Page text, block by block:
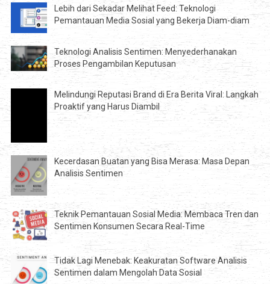
Lebih dari Sekadar Melihat Feed: Teknologi
Pemantauan Media Sosial yang Bekerja Diam-diam
Teknologi Analisis Sentimen: Menyederhanakan
Proses Pengambilan Keputusan
Melindungi Reputasi Brand di Era Berita Viral: Langkah
Proaktif yang Harus Diambil
Kecerdasan Buatan yang Bisa Merasa: Masa Depan
Analisis Sentimen
Teknik Pemantauan Sosial Media: Membaca Tren dan
Sentimen Konsumen Secara Real-Time
Tidak Lagi Menebak: Keakuratan Software Analisis
Sentimen dalam Mengolah Data Sosial